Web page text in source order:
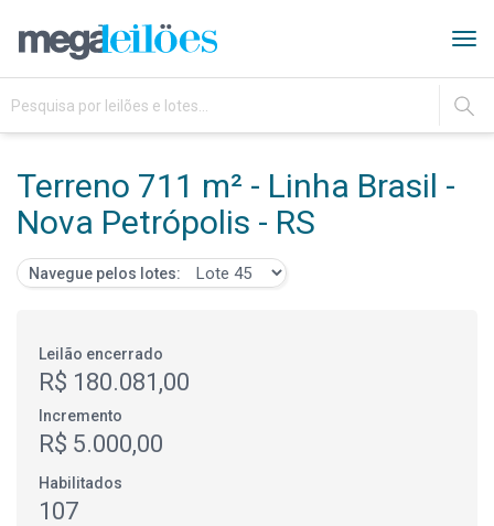
IR
Terreno 711 m² - Linha Brasil -
Nova Petrópolis - RS
Navegue pelos lotes:
Leilão encerrado
R$ 180.081,00
Incremento
R$ 5.000,00
Habilitados
107